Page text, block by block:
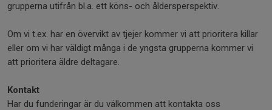
grupperna utifrån bl.a. ett köns- och åldersperspektiv.
Om vi t.ex. har en övervikt av tjejer kommer vi att prioritera killar
eller om vi har väldigt många i de yngsta grupperna kommer vi
att prioritera äldre deltagare.
Kontakt
Har du funderingar är du välkommen att kontakta oss